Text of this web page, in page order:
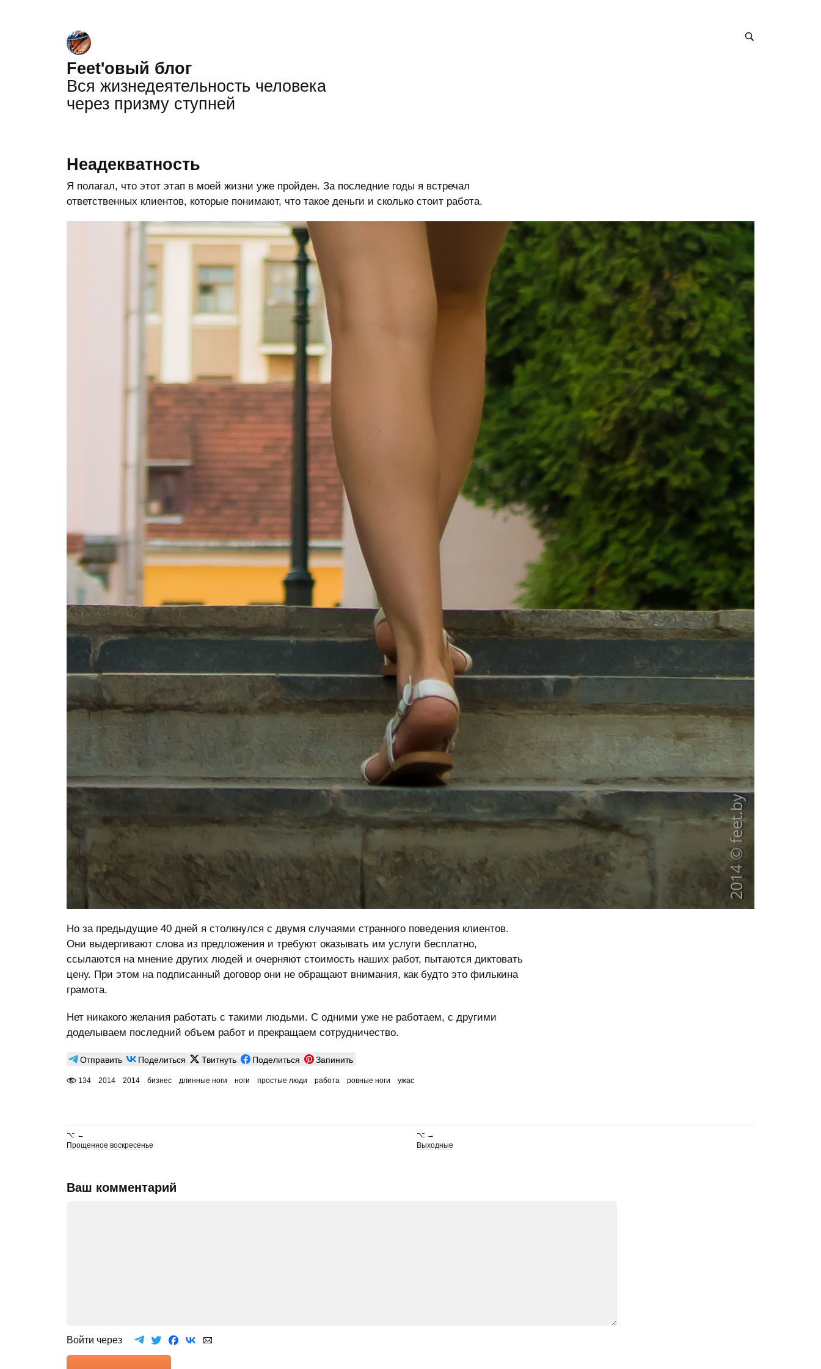
Feet'овый блог
Вся жизнедеятельность человека
через призму ступней
Неадекватность
Я полагал, что этот этап в моей жизни уже пройден. За последние годы я встречал
ответственных клиентов, которые понимают, что такое деньги и сколько стоит работа.
Но за предыдущие 40 дней я столкнулся с двумя случаями странного поведения клиентов.
Они выдергивают слова из предложения и требуют оказывать им услуги бесплатно,
ссылаются на мнение других людей и очерняют стоимость наших работ, пытаются диктовать
цену. При этом на подписанный договор они не обращают внимания, как будто это филькина
грамота.
Нет никакого желания работать с такими людьми. С одними уже не работаем, с другими
доделываем последний объем работ и прекращаем сотрудничество.
Отправить Поделиться Твитнуть Поделиться Запинить
134 2014 2014 бизнес длинные ноги ноги простые люди работа ровные ноги ужас
⌥ ←
Прощенное воскресенье
⌥ →
Выходные
Ваш комментарий
Войти через